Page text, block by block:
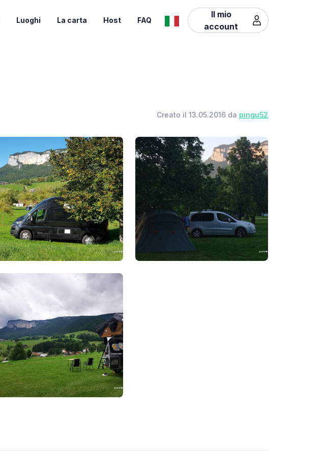
Luoghi La carta Host FAQ
Il mio
account
Creato il 13.05.2016 da pingu52